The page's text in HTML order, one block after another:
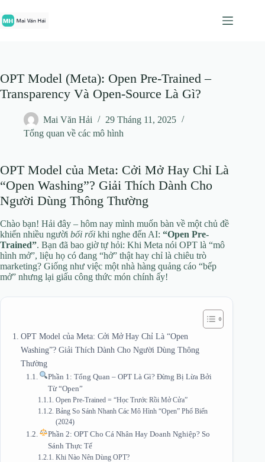
đến
phần
OPT Model (Meta): Open Pre-Trained –
Transparency Và Open-Source Là Gì?
Mai Văn Hải
29 Tháng 11, 2025
Tổng quan về các mô hình
OPT Model của Meta: Cởi Mở Hay Chỉ Là
“Open Washing”? Giải Thích Dành Cho
Người Dùng Thông Thường
Chào bạn! Hải đây – hôm nay mình muốn bàn về một chủ đề
khiến nhiều người bối rối khi nghe đến AI: “Open Pre-
Trained”. Bạn đã bao giờ tự hỏi: Khi Meta nói OPT là “mô
hình mở”, liệu họ có đang “hở” thật hay chỉ là chiêu trò
marketing? Giống như việc một nhà hàng quảng cáo “bếp
mở” nhưng lại giấu công thức món chính ấy!
OPT Model của Meta: Cởi Mở Hay Chỉ Là “Open
Washing”? Giải Thích Dành Cho Người Dùng Thông
Thường
Phần 1: Tổng Quan – OPT Là Gì? Đừng Bị Lừa Bởi
Từ “Open”
Open Pre-Trained = “Học Trước Rồi Mở Cửa”
Bảng So Sánh Nhanh Các Mô Hình “Open” Phổ Biến
(2024)
Phần 2: OPT Cho Cá Nhân Hay Doanh Nghiệp? So
Sánh Thực Tế
Khi Nào Nên Dùng OPT?